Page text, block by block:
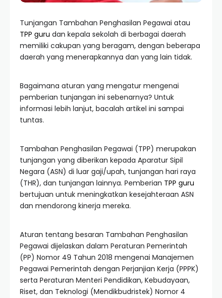
Tunjangan Tambahan Penghasilan Pegawai atau
TPP guru dan kepala sekolah di berbagai daerah
memiliki cakupan yang beragam, dengan beberapa
daerah yang menerapkannya dan yang lain tidak.
Bagaimana aturan yang mengatur mengenai
pemberian tunjangan ini sebenarnya? Untuk
informasi lebih lanjut, bacalah artikel ini sampai
tuntas.
Tambahan Penghasilan Pegawai (TPP) merupakan
tunjangan yang diberikan kepada Aparatur Sipil
Negara (ASN) di luar gaji/upah, tunjangan hari raya
(THR), dan tunjangan lainnya. Pemberian TPP guru
bertujuan untuk meningkatkan kesejahteraan ASN
dan mendorong kinerja mereka.
Aturan tentang besaran Tambahan Penghasilan
Pegawai dijelaskan dalam Peraturan Pemerintah
(PP) Nomor 49 Tahun 2018 mengenai Manajemen
Pegawai Pemerintah dengan Perjanjian Kerja (PPPK)
serta Peraturan Menteri Pendidikan, Kebudayaan,
Riset, dan Teknologi (Mendikbudristek) Nomor 4